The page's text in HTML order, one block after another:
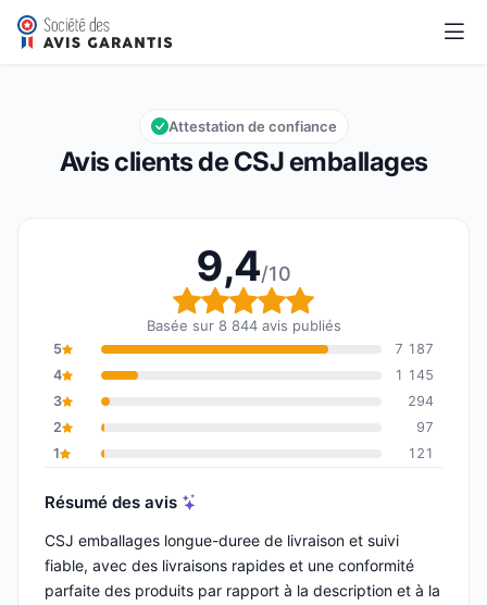
CSJ emballages
Note globale : 9,4 sur 10
9,4/10
Avis clients de CSJ emballages
Attestation de confiance
9,4/10
Note globale : 9,4 sur
Basée sur 8 844 avis publiés
5
7 187
4
1 145
3
294
2
97
1
121
Résumé des avis
CSJ emballages longue-duree de livraison et suivi
fiable, avec des livraisons rapides et une conformité
parfaite des produits par rapport à la description et à la